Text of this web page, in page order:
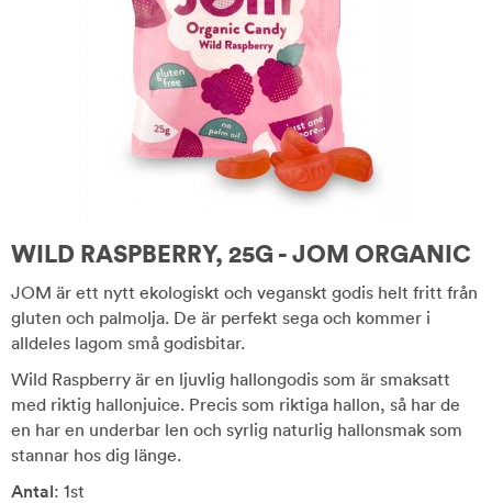
WILD RASPBERRY, 25G - JOM ORGANIC
JOM är ett nytt ekologiskt och veganskt godis helt fritt från
gluten och palmolja. De är perfekt sega och kommer i
alldeles lagom små godisbitar.
Wild Raspberry är en ljuvlig hallongodis som är smaksatt
med riktig hallonjuice. Precis som riktiga hallon, så har de
en har en underbar len och syrlig naturlig hallonsmak som
stannar hos dig länge.
Antal: 1st